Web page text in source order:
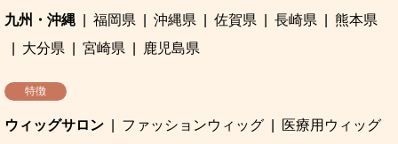
九州・沖縄
福岡県 沖縄県 佐賀県 長崎県
熊本県
大分県
宮崎県 鹿児島県
特徴
ウィッグサロン ファッションウィッグ
医療用ウィッグ